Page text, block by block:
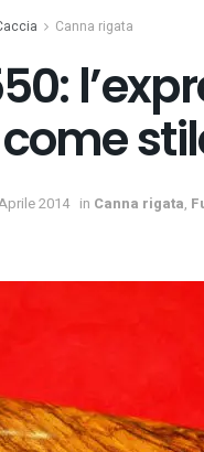
Canna rigata
2014 in Canna rigata,